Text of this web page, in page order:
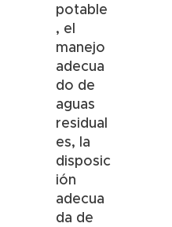
potable
, el
manejo
adecua
do de
aguas
residual
es, la
disposic
ión
adecua
da de